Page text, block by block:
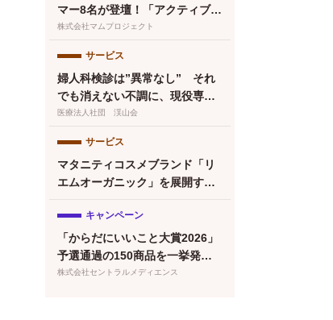
マー8名が登壇！「アクティブシ
ニアのインフルエンサーフェ
す！』出版祝〜」を開催
株式会社マムプロジェクト
サービス
婦人科検診は”異常なし” それ
でも消えない不調に、現役専門
医が提案する第三の選択肢
医療法人社団 渓山会
サービス
マタニティコスメブランド「リ
エムオーガニック」を展開する
産後ケアサービス「CALINE」
と連携
キャンペーン
「からだにいいこと大賞2026」
予選通過の150商品を一挙発
表！本日より特設サイトもオー
株式会社セントラルメディエンス